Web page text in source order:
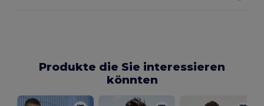
Produkte die Sie interessieren
könnten